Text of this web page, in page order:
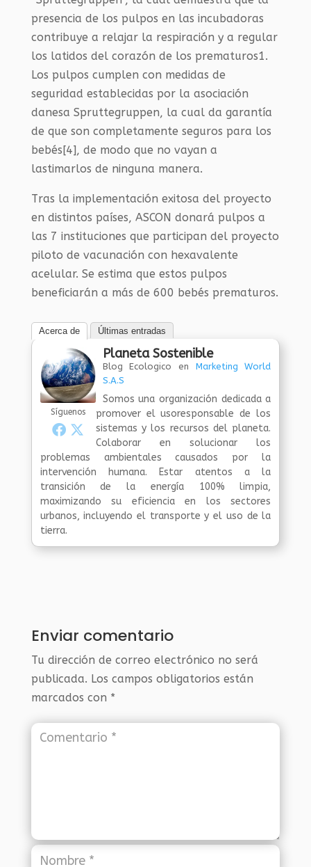
presencia de los pulpos en las incubadoras
contribuye a relajar la respiración y a regular
los latidos del corazón de los prematuros1.
Los pulpos cumplen con medidas de
seguridad establecidas por la asociación
danesa Spruttegruppen, la cual da garantía
de que son completamente seguros para los
bebés[4], de modo que no vayan a
lastimarlos de ninguna manera.
Tras la implementación exitosa del proyecto
en distintos países, ASCON donará pulpos a
las 7 instituciones que participan del proyecto
piloto de vacunación con hexavalente
acelular. Se estima que estos pulpos
beneficiarán a más de 600 bebés prematuros.
Acerca de Últimas entradas
Síguenos
Planeta Sostenible
Blog Ecologico en Marketing World
S.A.S
Somos una organización dedicada a
promover el usoresponsable de los
sistemas y los recursos del planeta.
Colaborar en solucionar los
problemas ambientales causados por la
intervención humana. Estar atentos a la
transición de la energía 100% limpia,
maximizando su eficiencia en los sectores
urbanos, incluyendo el transporte y el uso de la
tierra.
Enviar comentario
Tu dirección de correo electrónico no será
publicada. Los campos obligatorios están
marcados con *